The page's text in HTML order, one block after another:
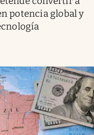
potencia global y